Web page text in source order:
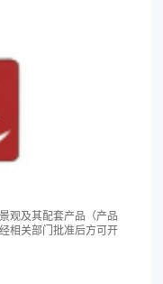
观及其配套产品（产品
相关部门批准后方可开